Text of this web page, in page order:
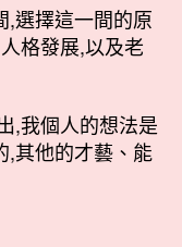
,選擇這一間的原
格發展,以及老
,我個人的想法是
,其他的才藝、能